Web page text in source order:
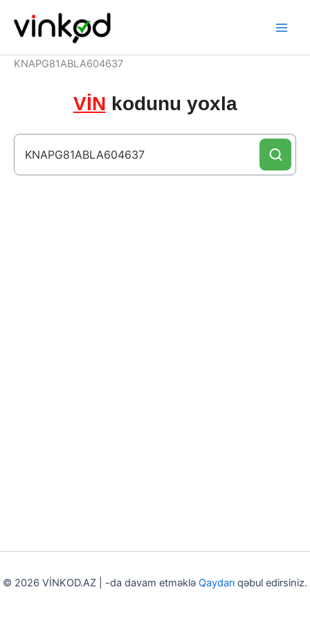
content
KNAPG81ABLA604637
VİN kodunu yoxla
© 2026 VİNKOD.AZ | -da davam etməklə Qaydarı qəbul edirsiniz.